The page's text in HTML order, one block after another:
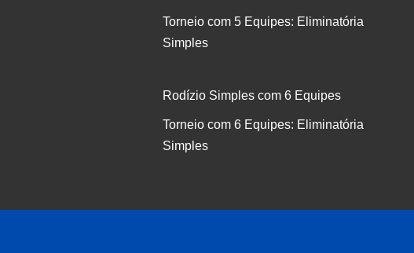
Torneio com 5 Equipes: Eliminatória
Simples
Rodízio Simples com 6 Equipes
Torneio com 6 Equipes: Eliminatória
Simples